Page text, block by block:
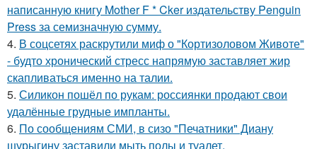
написанную книгу Mother F * Cker издательству Penguin
Press за семизначную сумму.
4. В соцсетях раскрутили миф о "Кортизоловом Животе"
- будто хронический стресс напрямую заставляет жир
скапливаться именно на талии.
5. Силикон пошёл по рукам: россиянки продают свои
удалённые грудные импланты.
6. По сообщениям СМИ, в сизо "Печатники" Диану
шурыгину заставили мыть полы и туалет.